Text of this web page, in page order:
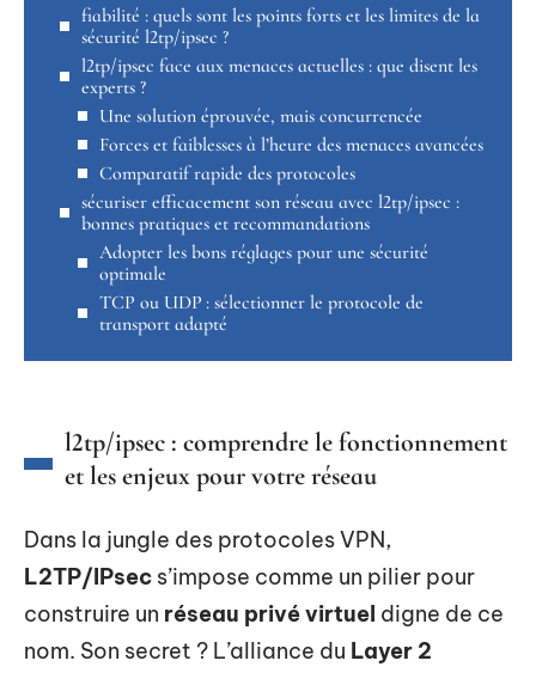
fiabilité : quels sont les points forts et les limites de la
sécurité l2tp/ipsec ?
l2tp/ipsec face aux menaces actuelles : que disent les
experts ?
Une solution éprouvée, mais concurrencée
Forces et faiblesses à l’heure des menaces avancées
Comparatif rapide des protocoles
sécuriser efficacement son réseau avec l2tp/ipsec :
bonnes pratiques et recommandations
Adopter les bons réglages pour une sécurité
optimale
TCP ou UDP : sélectionner le protocole de
transport adapté
l2tp/ipsec : comprendre le fonctionnement
et les enjeux pour votre réseau
Dans la jungle des protocoles VPN,
L2TP/IPsec s’impose comme un pilier pour
construire un réseau privé virtuel digne de ce
nom. Son secret ? L’alliance du Layer 2